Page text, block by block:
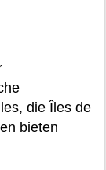
die Îles de
bieten